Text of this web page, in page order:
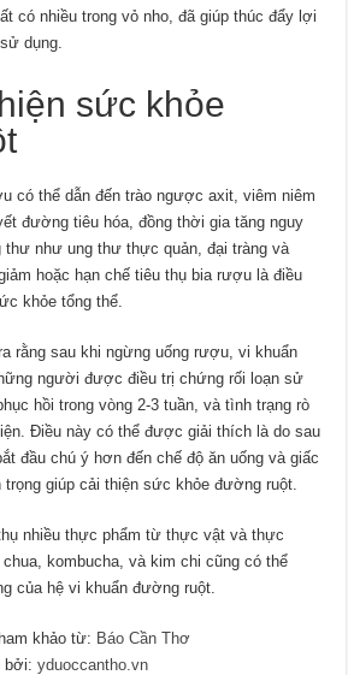
có nhiều trong vỏ nho, đã giúp thúc đẩy lợi
dụng.
sức khỏe
có thể dẫn đến trào ngược axit, viêm niêm
đường tiêu hóa, đồng thời gia tăng nguy
như ung thư thực quản, đại tràng và
hoặc hạn chế tiêu thụ bia rượu là điều
khỏe tổng thể.
rằng sau khi ngừng uống rượu, vi khuẩn
người được điều trị chứng rối loạn sử
hồi trong vòng 2-3 tuần, và tình trạng rò
Điều này có thể được giải thích là do sau
đầu chú ý hơn đến chế độ ăn uống và giấc
giúp cải thiện sức khỏe đường ruột.
nhiều thực phẩm từ thực vật và thực
kombucha, và kim chi cũng có thể
của hệ vi khuẩn đường ruột.
khảo từ: Báo Cần Thơ
bởi:yduoccantho.vn